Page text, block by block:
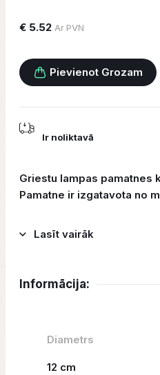
€ 5.52 Ar PVN
Pievienot Grozam
Ir noliktavā
Griestu lampas pamatnes
Pamatne ir izgatavota no
Lasīt vairāk
Informācija:
Diametrs
12 cm